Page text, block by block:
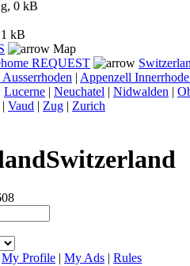
Map
REQUEST
| Appenzell
Lucerne | Neuchatel | Nidwalden |
| Vaud | Zug | Zurich
Switzerland
My Profile | My Ads | Rules